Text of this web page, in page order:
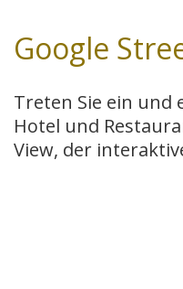
Google
Treten Sie ein und
Hotel und
View, der